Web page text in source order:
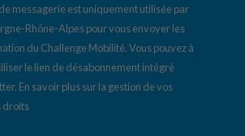
messagerie est uniquement utilisée par
Rhône-Alpes pour vous envoyer les
du Challenge Mobilité. Vous pouvez à
le lien de désabonnement intégré
En savoir plus sur la gestion de vos
droits